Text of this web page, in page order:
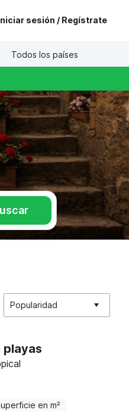
sesión / Regístrate
Todos los países
Popularidad
playas
en m²